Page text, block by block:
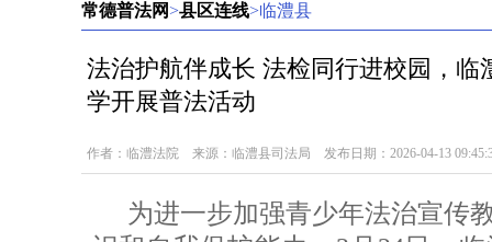
常德普法网>县区连线>临澧县
法治护航伴成长 法检同行进校园，
学开展普法活动
作者：临澧法院 来源：临澧县司法局 发布日期：2026-04-13
为进一步加强青少年法治宣传